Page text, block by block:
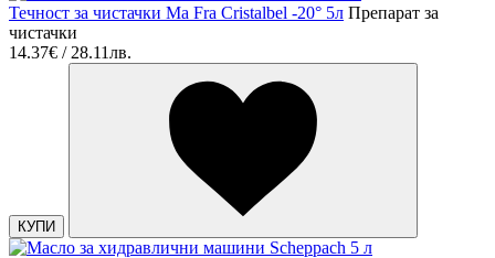
Течност за чистачки Ma Fra Cristalbel -20° 5л Препарат за
чистачки
14.37€ / 28.11лв.
КУПИ